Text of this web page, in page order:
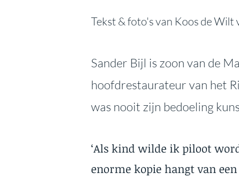
Tekst & foto's van Koos de Wilt
Sander Bijl is zoon van de
hoofdrestaurateur van het
was nooit zijn bedoeling
‘Als kind wilde ik piloot
enorme kopie hangt van